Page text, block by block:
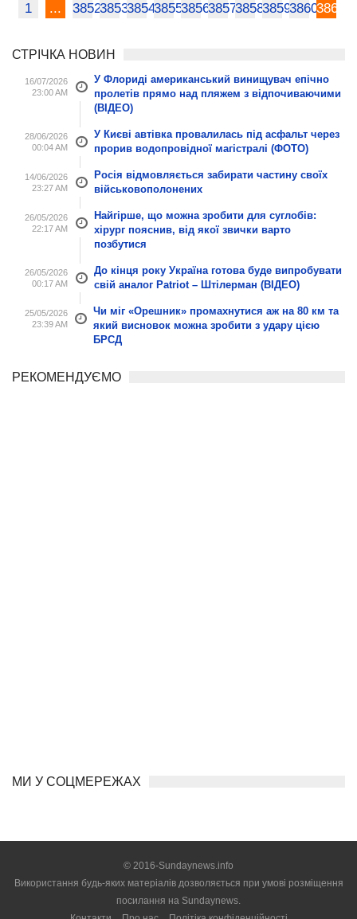
1 ... 3852385338543855385638573858385938603861
СТРІЧКА НОВИН
16/07/2026
23:00 AM
У Флориді американський винищувач епічно
пролетів прямо над пляжем з відпочиваючими
(ВІДЕО)
28/06/2026
00:04 AM
У Києві автівка провалилась під асфальт через
прорив водопровідної магістралі (ФОТО)
14/06/2026
23:27 AM
Росія відмовляється забирати частину своїх
військовополонених
26/05/2026
22:17 AM
Найгірше, що можна зробити для суглобів:
хірург пояснив, від якої звички варто
позбутися
26/05/2026
00:17 AM
До кінця року Україна готова буде випробувати
свій аналог Patriot – Штілерман (ВІДЕО)
25/05/2026
23:39 AM
Чи міг «Орешник» промахнутися аж на 80 км та
який висновок можна зробити з удару цією
БРСД
РЕКОМЕНДУЄМО
МИ У СОЦМЕРЕЖАХ
© 2016-Sundaynews.info
Використання будь-яких матеріалів дозволяється при умові розміщення
посилання на Sundaynews.